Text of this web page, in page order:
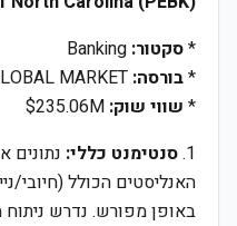
*סקטור:
*בורסה:
* שווי שוק:
1. סנטימנט כללי: נתונים
האנליסטים הכולל (חיובי/
באופן מפורש. נדרש ניתוח